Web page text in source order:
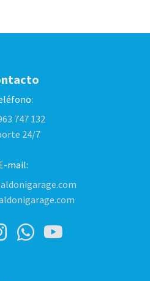
747 132
24/7
mail: